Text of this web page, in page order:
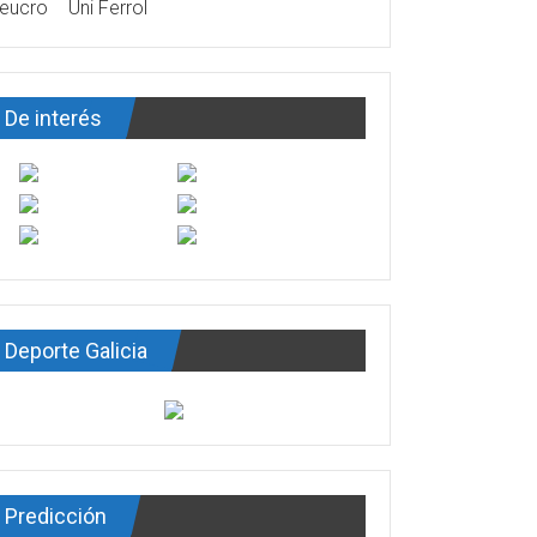
Uni Ferrol
De interés
Deporte Galicia
Predicción